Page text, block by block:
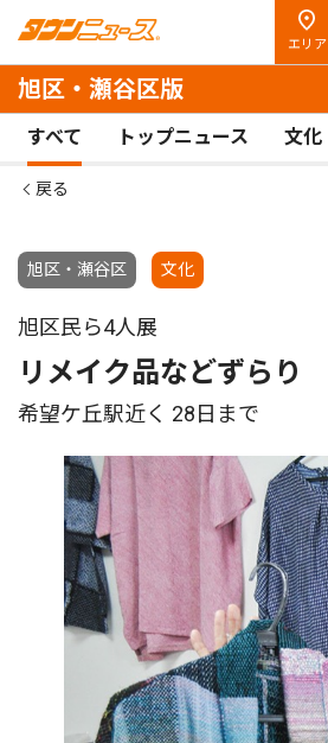
エリア
旭区・瀬谷区版
すべて トップニュース 文化
戻る
旭区・瀬谷区 文化
旭区民ら4人展
リメイク品などずらり
希望ケ丘駅近く 28日まで